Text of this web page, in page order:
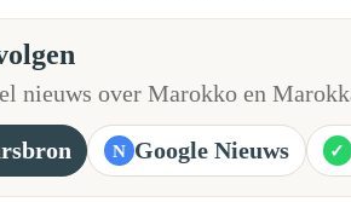
nieuws over Marokko en
N Google Nieuws ✓